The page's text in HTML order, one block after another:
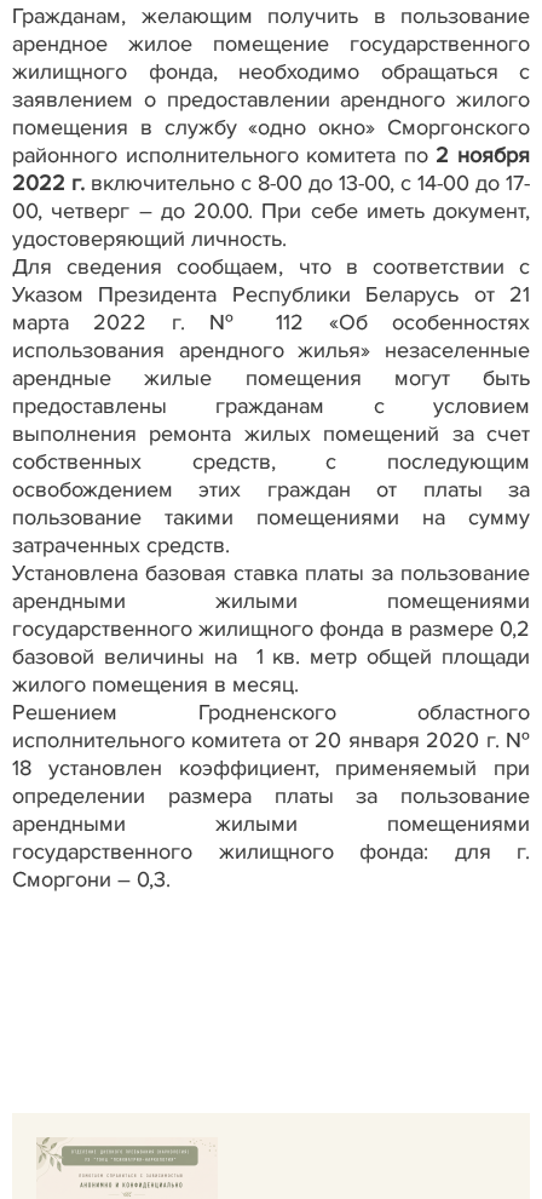
Гражданам, желающим получить в пользование
арендное жилое помещение государственного
жилищного фонда, необходимо обращаться с
заявлением о предоставлении арендного жилого
помещения в службу «одно окно» Сморгонского
районного исполнительного комитета по 2 ноября
2022 г. включительно с 8-00 до 13-00, с 14-00 до 17-
00, четверг – до 20.00. При себе иметь документ,
удостоверяющий личность.
Для сведения сообщаем, что в соответствии с
Указом Президента Республики Беларусь от 21
марта 2022 г. № 112 «Об особенностях
использования арендного жилья» незаселенные
арендные жилые помещения могут быть
предоставлены гражданам с условием
выполнения ремонта жилых помещений за счет
собственных средств, с последующим
освобождением этих граждан от платы за
пользование такими помещениями на сумму
затраченных средств.
Установлена базовая ставка платы за пользование
арендными жилыми помещениями
государственного жилищного фонда в размере 0,2
базовой величины на 1 кв. метр общей площади
жилого помещения в месяц.
Решением Гродненского областного
исполнительного комитета от 20 января 2020 г. №
18 установлен коэффициент, применяемый при
определении размера платы за пользование
арендными жилыми помещениями
государственного жилищного фонда: для г.
Сморгони – 0,3.